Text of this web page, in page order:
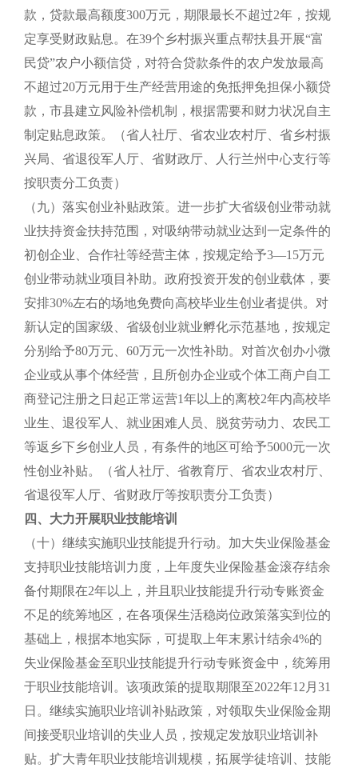
款，贷款最高额度300万元，期限最长不超过2年，按规
定享受财政贴息。在39个乡村振兴重点帮扶县开展“富
民贷”农户小额信贷，对符合贷款条件的农户发放最高
不超过20万元用于生产经营用途的免抵押免担保小额贷
款，市县建立风险补偿机制，根据需要和财力状况自主
制定贴息政策。（省人社厅、省农业农村厅、省乡村振
兴局、省退役军人厅、省财政厅、人行兰州中心支行等
按职责分工负责）
（九）落实创业补贴政策。进一步扩大省级创业带动就
业扶持资金扶持范围，对吸纳带动就业达到一定条件的
初创企业、合作社等经营主体，按规定给予3—15万元
创业带动就业项目补助。政府投资开发的创业载体，要
安排30%左右的场地免费向高校毕业生创业者提供。对
新认定的国家级、省级创业就业孵化示范基地，按规定
分别给予80万元、60万元一次性补助。对首次创办小微
企业或从事个体经营，且所创办企业或个体工商户自工
商登记注册之日起正常运营1年以上的离校2年内高校毕
业生、退役军人、就业困难人员、脱贫劳动力、农民工
等返乡下乡创业人员，有条件的地区可给予5000元一次
性创业补贴。（省人社厅、省教育厅、省农业农村厅、
省退役军人厅、省财政厅等按职责分工负责）
四、大力开展职业技能培训
（十）继续实施职业技能提升行动。加大失业保险基金
支持职业技能培训力度，上年度失业保险基金滚存结余
备付期限在2年以上，并且职业技能提升行动专账资金
不足的统筹地区，在各项保生活稳岗位政策落实到位的
基础上，根据本地实际，可提取上年末累计结余4%的
失业保险基金至职业技能提升行动专账资金中，统筹用
于职业技能培训。该项政策的提取期限至2022年12月31
日。继续实施职业培训补贴政策，对领取失业保险金期
间接受职业培训的失业人员，按规定发放职业培训补
贴。扩大青年职业技能培训规模，拓展学徒培训、技能